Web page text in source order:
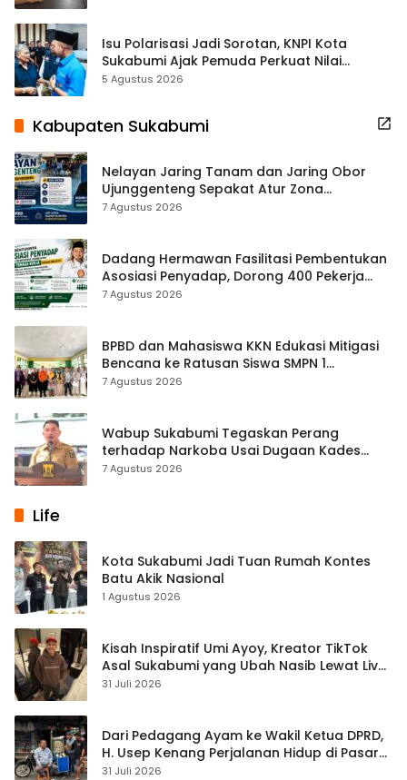
Isu Polarisasi Jadi Sorotan, KNPI Kota
Sukabumi Ajak Pemuda Perkuat Nilai
Kebangsaan
5 Agustus 2026
Kabupaten Sukabumi
Nelayan Jaring Tanam dan Jaring Obor
Ujunggenteng Sepakat Atur Zona
Penangkapan
7 Agustus 2026
Dadang Hermawan Fasilitasi Pembentukan
Asosiasi Penyadap, Dorong 400 Pekerja
Dapat Perlindungan BPJS
7 Agustus 2026
BPBD dan Mahasiswa KKN Edukasi Mitigasi
Bencana ke Ratusan Siswa SMPN 1
Simpenan
7 Agustus 2026
Wabup Sukabumi Tegaskan Perang
terhadap Narkoba Usai Dugaan Kades
Terlibat
7 Agustus 2026
Life
Kota Sukabumi Jadi Tuan Rumah Kontes
Batu Akik Nasional
1 Agustus 2026
Kisah Inspiratif Umi Ayoy, Kreator TikTok
Asal Sukabumi yang Ubah Nasib Lewat Live
Streaming
31 Juli 2026
Dari Pedagang Ayam ke Wakil Ketua DPRD,
H. Usep Kenang Perjalanan Hidup di Pasar
Cisaat
31 Juli 2026